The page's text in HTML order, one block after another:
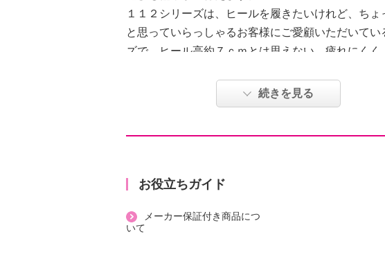
１１２シリーズは、ヒールを履きたいけれど、ちょ
と思っていらっしゃるお客様にご愛顧いただいてい
ズで、ヒール高約７ｃｍとは思えない、疲れにくく
甲のラインをＶ字にすることで、足全体のラインを
せてくれるデザインにもこだわりました。
・ヒール：ウェッジ
・面ファスナー：あり
続きを見る
お役立ちガイド
メーカー保証付き商品につ
いて